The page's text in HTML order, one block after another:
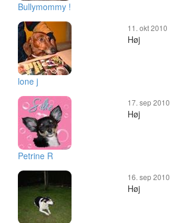
Bullymommy !
lone j
11. okt 2010
Høj
Petrine R
17. sep 2010
Høj
16. sep 2010
Høj